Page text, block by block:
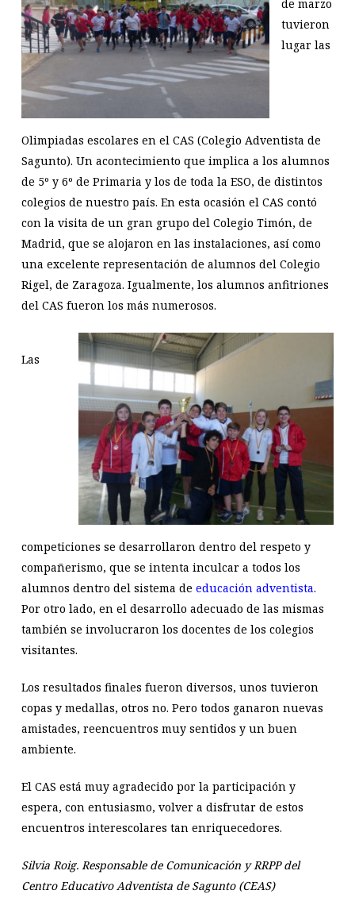
de marzo
tuvieron
lugar las
Olimpiadas escolares en el CAS (Colegio Adventista de
Sagunto). Un acontecimiento que implica a los alumnos
de 5º y 6º de Primaria y los de toda la ESO, de distintos
colegios de nuestro país. En esta ocasión el CAS contó
con la visita de un gran grupo del Colegio Timón, de
Madrid, que se alojaron en las instalaciones, así como
una excelente representación de alumnos del Colegio
Rigel, de Zaragoza. Igualmente, los alumnos anfitriones
del CAS fueron los más numerosos.
Las
competiciones se desarrollaron dentro del respeto y
compañerismo, que se intenta inculcar a todos los
alumnos dentro del sistema de educación adventista.
Por otro lado, en el desarrollo adecuado de las mismas
también se involucraron los docentes de los colegios
visitantes.
Los resultados finales fueron diversos, unos tuvieron
copas y medallas, otros no. Pero todos ganaron nuevas
amistades, reencuentros muy sentidos y un buen
ambiente.
El CAS está muy agradecido por la participación y
espera, con entusiasmo, volver a disfrutar de estos
encuentros interescolares tan enriquecedores.
Silvia Roig. Responsable de Comunicación y RRPP del
Centro Educativo Adventista de Sagunto (CEAS)